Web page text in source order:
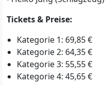
Tickets & Preise:
Kategorie 1: 69,85 €
Kategorie 2: 64,35 €
Kategorie 3: 55,55 €
Kategorie 4: 45,65 €